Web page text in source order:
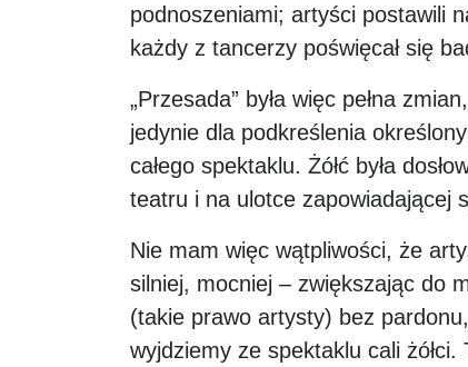
podnoszeniami; artyści postawili
każdy z tancerzy poświęcał się
„Przesada” była więc pełna
jedynie dla podkreślenia
całego spektaklu. Żółć była
teatru i na ulotce zapowiadającej
Nie mam więc wątpliwości, że
silniej, mocniej – zwiększając do
(takie prawo artysty) bez
wyjdziemy ze spektaklu cali